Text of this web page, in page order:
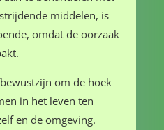
middelen, is
omdat de oorzaak
om de hoek
in het leven ten
en de omgeving.